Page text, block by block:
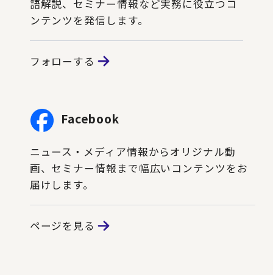
語解説、セミナー情報など実務に役立つコ
ンテンツを発信します。
フォローする
Facebook
ニュース・メディア情報からオリジナル動
画、セミナー情報まで幅広いコンテンツをお
届けします。
ページを見る